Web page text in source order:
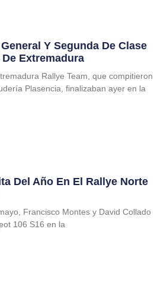
Y Segunda De Clase
Extremadura
Rallye Team, que compitieron
Plasencia, finalizaban ayer en la
Del Año En El Rallye Norte
Francisco Montes y David Collado
106 S16 en la